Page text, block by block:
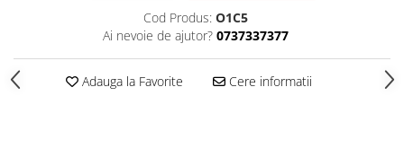
Cod Produs: O1C5
Ai nevoie de ajutor? 0737337377
Adauga la Favorite Cere informatii